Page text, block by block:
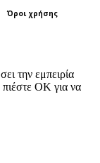
Όροι χρήσης
την εμπειρία
ΟΚ για να